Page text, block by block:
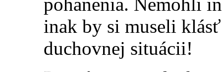
inak by si museli
duchovnej situácii!